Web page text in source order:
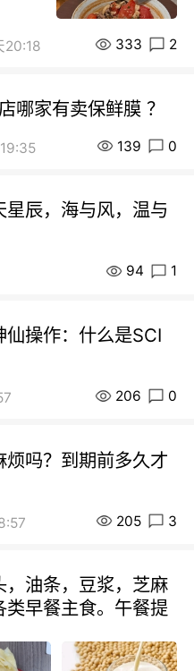
20:18 333 2
家有卖保鲜膜 ？
139 0
辰，海与风，温与
94 1
操作：什么是SCI
206 0
吗？到期前多久才
205 3
油条，豆浆，芝麻
早餐主食。午餐提